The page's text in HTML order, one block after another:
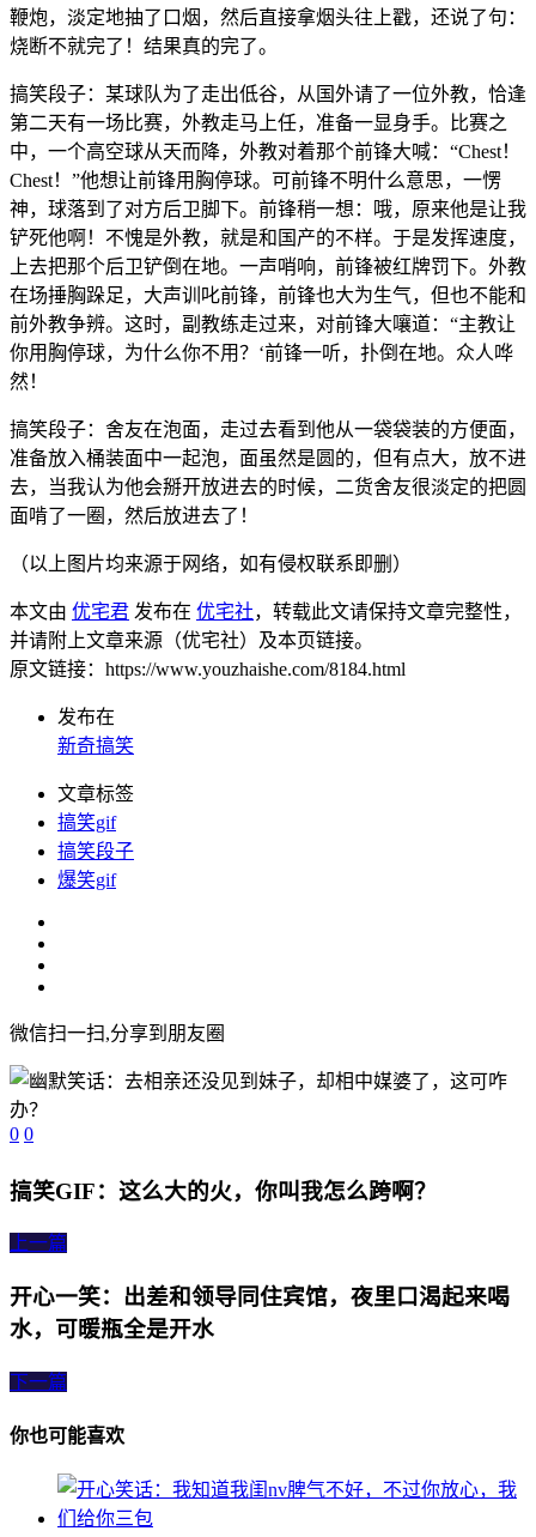
鞭炮，淡定地抽了口烟，然后直接拿烟头往上戳，还说了句：
烧断不就完了！结果真的完了。
搞笑段子：某球队为了走出低谷，从国外请了一位外教，恰逢
第二天有一场比赛，外教走马上任，准备一显身手。比赛之
中，一个高空球从天而降，外教对着那个前锋大喊：“Chest！
Chest！”他想让前锋用胸停球。可前锋不明什么意思，一愣
神，球落到了对方后卫脚下。前锋稍一想：哦，原来他是让我
铲死他啊！不愧是外教，就是和国产的不样。于是发挥速度，
上去把那个后卫铲倒在地。一声哨响，前锋被红牌罚下。外教
在场捶胸跺足，大声训叱前锋，前锋也大为生气，但也不能和
前外教争辨。这时，副教练走过来，对前锋大嚷道：“主教让
你用胸停球，为什么你不用？‘前锋一听，扑倒在地。众人哗
然！
搞笑段子：舍友在泡面，走过去看到他从一袋袋装的方便面，
准备放入桶装面中一起泡，面虽然是圆的，但有点大，放不进
去，当我认为他会掰开放进去的时候，二货舍友很淡定的把圆
面啃了一圈，然后放进去了！
（以上图片均来源于网络，如有侵权联系即删）
本文由 优宅君 发布在 优宅社，转载此文请保持文章完整性，
并请附上文章来源（优宅社）及本页链接。
原文链接：https://www.youzhaishe.com/8184.html
发布在
新奇搞笑
文章标签
搞笑gif
搞笑段子
爆笑gif
微信扫一扫,分享到朋友圈
0 0
搞笑GIF：这么大的火，你叫我怎么跨啊？
上一篇
开心一笑：出差和领导同住宾馆，夜里口渴起来喝
水，可暖瓶全是开水
下一篇
你也可能喜欢